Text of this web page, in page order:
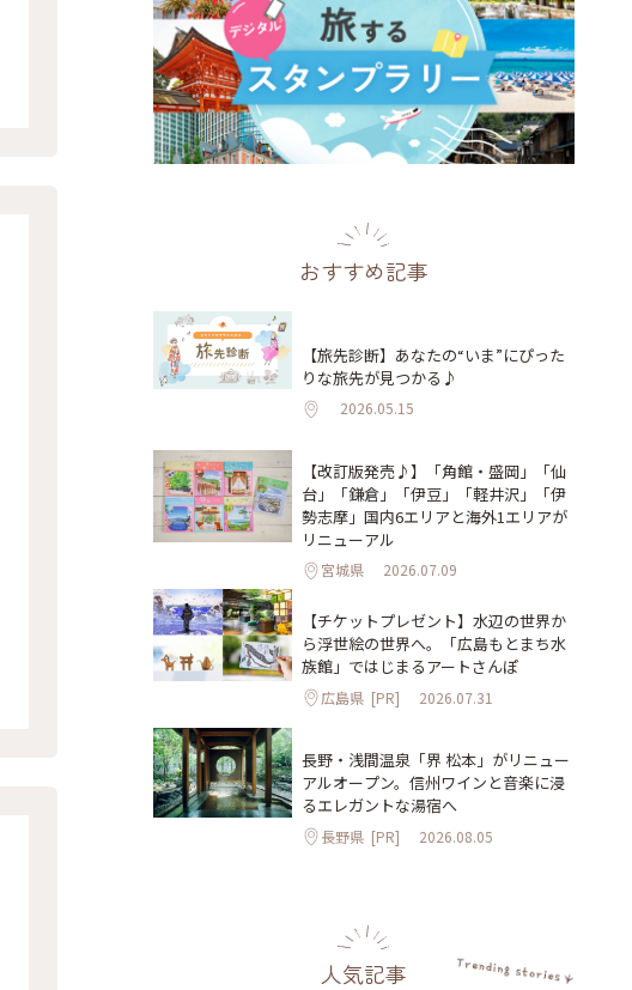
おすすめ記事
【旅先診断】あなたの“いま”にぴった
りな旅先が見つかる♪
2026.05.15
【改訂版発売♪】「角館・盛岡」「仙
台」「鎌倉」「伊豆」「軽井沢」「伊
勢志摩」国内6エリアと海外1エリアが
リニューアル
宮城県 2026.07.09
【チケットプレゼント】水辺の世界か
ら浮世絵の世界へ。「広島もとまち水
族館」ではじまるアートさんぽ
広島県 [PR] 2026.07.31
長野・浅間温泉「界 松本」がリニュー
アルオープン。信州ワインと音楽に浸
るエレガントな湯宿へ
長野県 [PR] 2026.08.05
人気記事